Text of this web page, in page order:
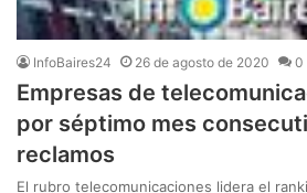
InfoBaires24 26 de agosto de 2020 0
Empresas de
por séptimo mes
reclamos
El rubro telecomunicaciones lidera el